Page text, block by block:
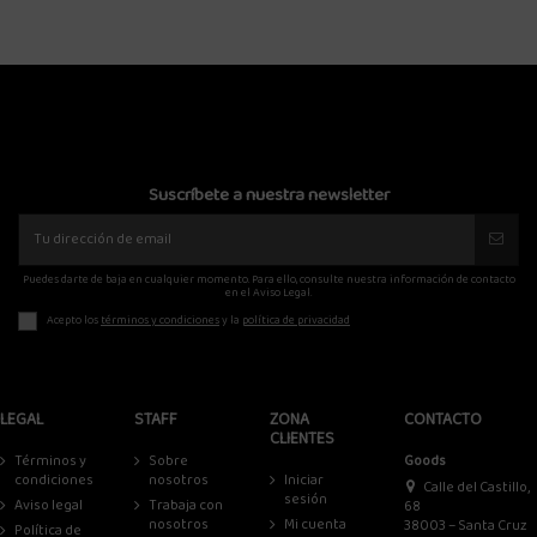
Suscríbete a nuestra newsletter
Puedes darte de baja en cualquier momento. Para ello, consulte nuestra información de contacto
en el Aviso Legal.
Acepto lostérminos y condicionesy la política de privacidad
LEGAL
Términos y
condiciones
Aviso legal
Política de
STAFF
Sobre
nosotros
Trabaja con
nosotros
ZONA
CLIENTES
Iniciar
sesión
Mi cuenta
CONTACTO
Goods
Calle del Castillo,
68
38003 – Santa Cruz